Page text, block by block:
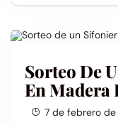
Sorteo De
En Madera
7 de febrero de